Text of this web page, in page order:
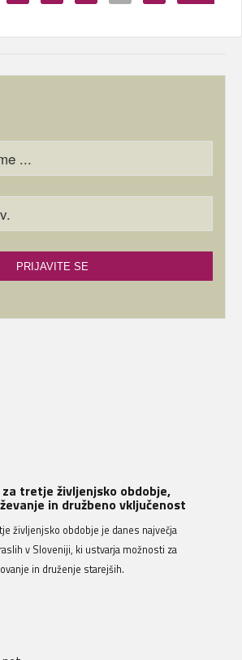
tretje življenjsko obdobje,
in družbeno vključenost
življenjsko obdobje je danes največja
v Sloveniji, ki ustvarja možnosti za
in druženje starejših.